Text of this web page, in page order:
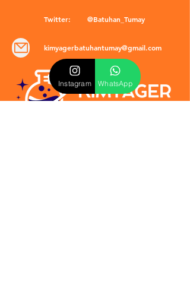
Twitter: @Batuhan_Tumay
kimyagerbatuhantumay@gmail.com
Instagram WhatsApp